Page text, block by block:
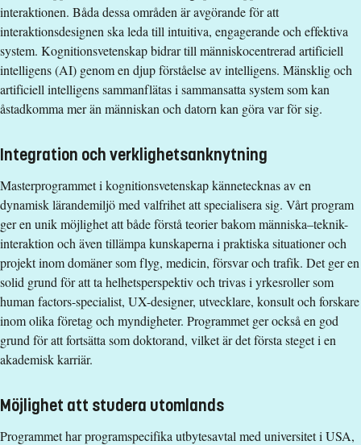
Kognitionsvetenskap
Studieavgift
321600 kr - OBS! Studieavgifter gäller bara för studenter
utanför EU/EES och Schweiz.
interaktionen. Båda dessa områden är avgörande för att
interaktionsdesignen ska leda till intuitiva, engagerande och effektiva
system. Kognitionsvetenskap bidrar till människocentrerad artificiell
intelligens (AI) genom en djup förståelse av intelligens. Mänsklig och
artificiell intelligens sammanflätas i sammansatta system som kan
åstadkomma mer än människan och datorn kan göra var för sig.
Integration och verklighetsanknytning
Masterprogrammet i kognitionsvetenskap kännetecknas av en
dynamisk lärandemiljö med valfrihet att specialisera sig. Vårt program
ger en unik möjlighet att både förstå teorier bakom människa–teknik-
interaktion och även tillämpa kunskaperna i praktiska situationer och
projekt inom domäner som flyg, medicin, försvar och trafik. Det ger en
solid grund för att ta helhetsperspektiv och trivas i yrkesroller som
human factors-specialist, UX-designer, utvecklare, konsult och forskare
inom olika företag och myndigheter. Programmet ger också en god
grund för att fortsätta som doktorand, vilket är det första steget i en
akademisk karriär.
Möjlighet att studera utomlands
Programmet har programspecifika utbytesavtal med universitet i USA,